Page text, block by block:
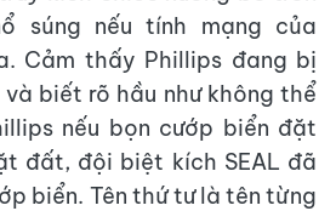
súng nếu tính mạng của
Cảm thấy Phillips đang bị
biết rõ hầu như không thể
nếu bọn cướp biển đặt
đất, đội biệt kích SEAL đã
biển. Tên thứ tư là tên từng